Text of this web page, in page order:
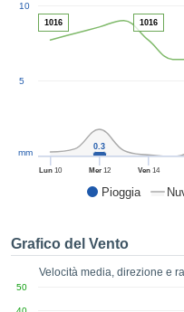
o
per
senza
clic sul
ACCETTA
Pioggia
Lun 10 Mer12 Ven14
5
10
mm
0.3
1016 1016
Grafico del Vento
Velocità media, direzione e
50